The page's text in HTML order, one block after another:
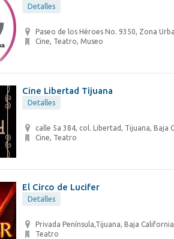
Detalles
Paseo de los Héroes No. 9350, Zona
Cine, Teatro, Museo
Cine Libertad Tijuana
Detalles
calle 5a 384, col. Libertad, Tijuana, Baja
Cine, Teatro
El Circo de Lucifer
Detalles
Privada Península,Tijuana, Baja
Teatro